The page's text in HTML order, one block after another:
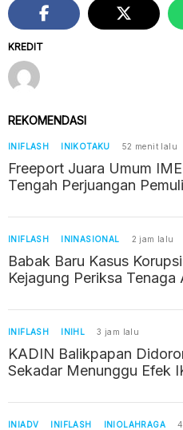
KREDIT
REKOMENDASI
INIFLASH INIKOTAKU 52 menit lalu
Freeport Juara Umum
Tengah Perjuangan
INIFLASH ININASIONAL 2 jam lalu
Babak Baru Kasus
Kejagung Periksa Tenaga
INIFLASH INIHL 3 jam lalu
KADIN Balikpapan
Sekadar Menunggu Efek
INIADV INIFLASH INIOLAHRAGA